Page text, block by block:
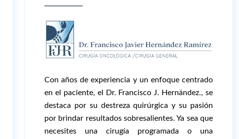
Con años de experiencia y un enfoque centrado
en el paciente, el Dr. Francisco J. Hernández., se
destaca por su destreza quirúrgica y su pasión
por brindar resultados sobresalientes. Ya sea que
necesites una cirugía programada o una